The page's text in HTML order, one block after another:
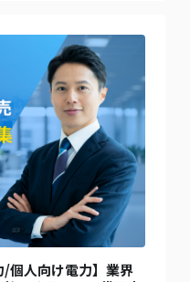
/個人向け電力】業界